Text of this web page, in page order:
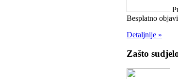
Besplatno
Detaljnije »
Zašto